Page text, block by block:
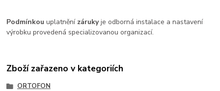
Podmínkou uplatnění zárukyje odborná instalace a nastavení
výrobku provedená specializovanou organizací.
Zboží zařazeno v kategoriích
ORTOFON